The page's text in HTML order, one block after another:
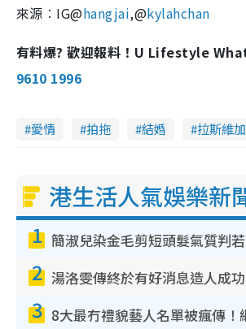
來源︰IG@hangjai,@kylahchan
有料爆? 歡迎報料！U Lifestyle
9610 1996
愛情 拍拖 結婚 拉斯維
港生活人氣娛樂新
1
2
3